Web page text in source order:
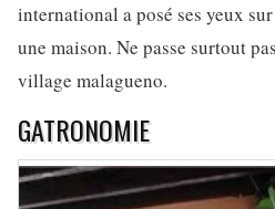
international a posé ses yeux
une maison. Ne passe surtout
village malagueno.
GATRONOMIE